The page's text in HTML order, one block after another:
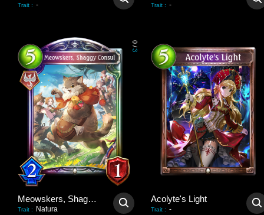
Trait : - Trait : -
0
/
3
Meowskers, Shaggy Consul
Trait : Natura
Acolyte's Light
Trait : -